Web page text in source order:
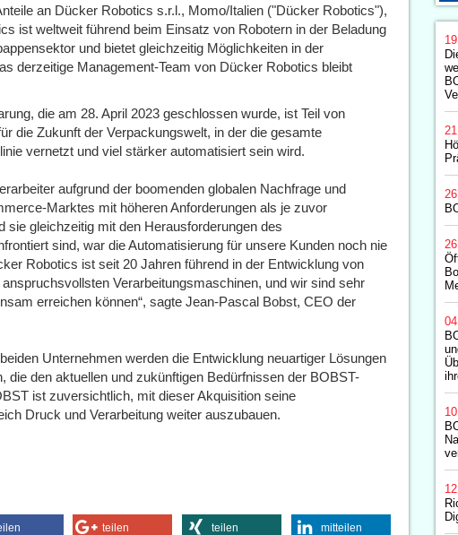
an Dücker Robotics s.r.l., Momo/Italien ("Dücker Robotics"),
ist weltweit führend beim Einsatz von Robotern in der Beladung
und bietet gleichzeitig Möglichkeiten in der
derzeitige Management-Team von Dücker Robotics bleibt
die am 28. April 2023 geschlossen wurde, ist Teil von
die Zukunft der Verpackungswelt, in der die gesamte
vernetzt und viel stärker automatisiert sein wird.
aufgrund der boomenden globalen Nachfrage und
Marktes mit höheren Anforderungen als je zuvor
sie gleichzeitig mit den Herausforderungen des
sind, war die Automatisierung für unsere Kunden noch nie
Robotics ist seit 20 Jahren führend in der Entwicklung von
Verarbeitungsmaschinen, und wir sind sehr
erreichen können“, sagte Jean-Pascal Bobst, CEO der
Unternehmen werden die Entwicklung neuartiger Lösungen
die den aktuellen und zukünftigen Bedürfnissen der BOBST-
ist zuversichtlich, mit dieser Akquisition seine
Druck und Verarbeitung weiter auszubauen.
teilen teilen mitteilen